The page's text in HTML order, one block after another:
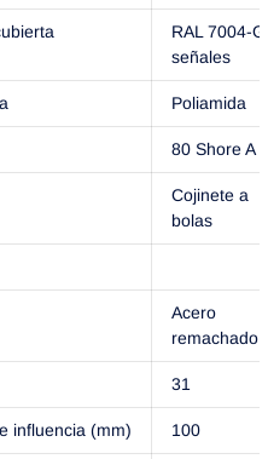
RAL 7004-
señales
Poliamida
80 Shore A
Cojinete a
bolas
Acero
remachado
31
influencia (mm) 100